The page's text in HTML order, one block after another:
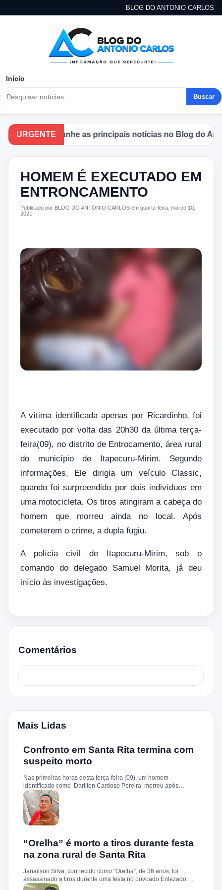
BLOG DO ANTONIO CARLOS
Início
Buscar
URGENTE
Acompanhe as principais notícias no Blog do
HOMEM É EXECUTADO EM
ENTRONCAMENTO
Publicado por BLOG DO ANTONIO CARLOS em quarta-feira, março 10,
2021
A vítima identificada apenas por Ricardinho, foi
executado por volta das 20h30 da última terça-
feira(09), no distrito de Entrocamento, área rural
do município de Itapecuru-Mirim. Segundo
informações, Ele dirigia um veículo Classic,
quando foi surpreendido por dois indivíduos em
uma motocicleta. Os tiros atingiram a cabeça do
homem que morreu ainda no local. Após
cometerem o crime, a dupla fugiu.
A polícia civil de Itapecuru-Mirim, sob o
comando do delegado Samuel Morita, já deu
início às investigações.
Comentários
Mais Lidas
Confronto em Santa Rita termina com
suspeito morto
Nas primeiras horas desta terça-feira (09), um homem
identificado como Darliton Cardoso Pereira morreu após
confronto com a Polícia Militar no povoado Timbotiba, zona rural
de Santa Rita. De acordo com a PM, os policiais estavam
cumprindo um mandado de prisão contra Darliton, apontado
como um dos suspeitos pela morte brutal de Leandro Sena ,
ocorrida em 25 de fevereiro de 2024. A vítima teria sido
chocou a cidade. Durante a ação, o suspeito teria reagido à
abordagem e disparado contra a guarnição, que revidou.
Darliton foi atingido, chegou a ser socorrido e levado ao hospital
operações e cumprimento de mandados na região.
“Orelha” é morto a tiros durante festa
na zona rural de Santa Rita
Janailson Silva, conhecido como “Orelha”, de 36 anos, foi
assassinado a tiros durante uma festa no povoado Enfezado,
zona rural de Santa Rita, na noite desta quinta-feira (01). De